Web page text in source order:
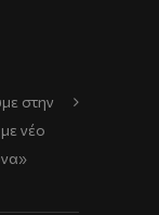
στην
νέο